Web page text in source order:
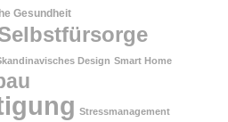
Gesundheit
Design Smart Home
Stressmanagement